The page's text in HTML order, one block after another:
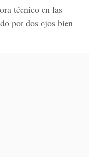
técnico en las
por dos ojos bien